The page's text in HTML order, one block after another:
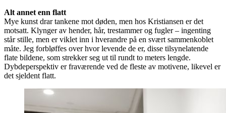
Alt annet enn flatt
Mye kunst drar tankene mot døden, men hos Kristiansen er det
motsatt. Klynger av hender, hår, trestammer og fugler – ingenting
står stille, men er viklet inn i hverandre på en svært sammenkoblet
måte. Jeg forbløffes over hvor levende de er, disse tilsynelatende
flate bildene, som strekker seg ut til rundt to meters lengde.
Dybdeperspektiv er fraværende ved de fleste av motivene, likevel er
det sjeldent flatt.